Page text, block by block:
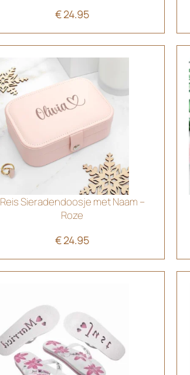
€24.95
Reis Sieradendoosje met Naam –
Roze
€24.95